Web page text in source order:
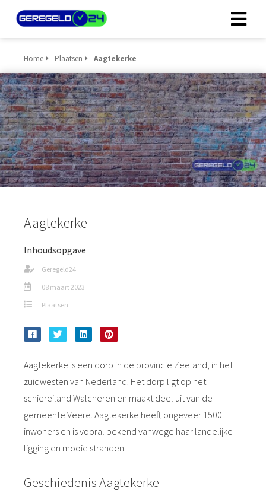
Home Plaatsen Aagtekerke
Aagtekerke
Inhoudsopgave
Geregeld24
08 maart 2023
Plaatsen
Aagtekerke is een dorp in de provincie Zeeland, in het
zuidwesten van Nederland. Het dorp ligt op het
schiereiland Walcheren en maakt deel uit van de
gemeente Veere. Aagtekerke heeft ongeveer 1500
inwoners en is vooral bekend vanwege haar landelijke
ligging en mooie stranden.
Geschiedenis Aagtekerke